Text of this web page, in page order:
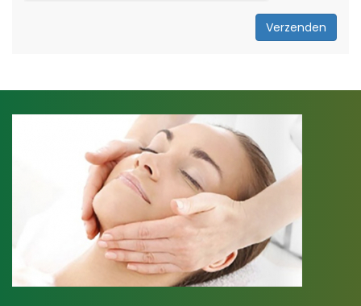
Verzenden